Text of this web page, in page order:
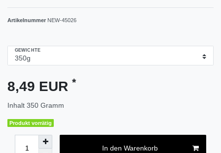
Artikelnummer NEW-45026
GEWICHTE
8,49 EUR *
Inhalt 350 Gramm
Produkt vorrätig
In den Warenkorb